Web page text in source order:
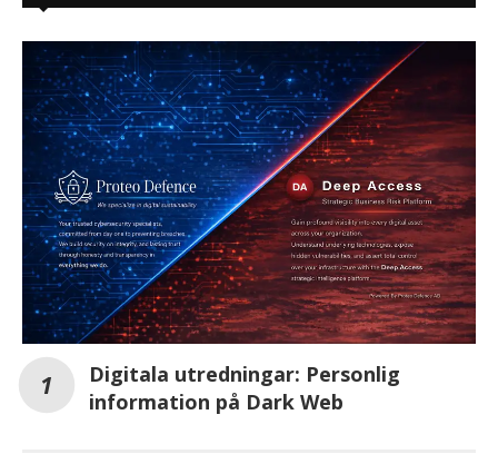
Digitala utredningar: Personlig
information på Dark Web